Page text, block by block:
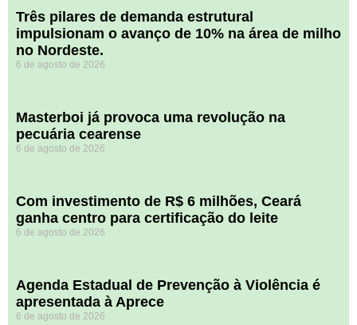
​Três pilares de demanda estrutural
impulsionam o avanço de 10% na área de milho
no Nordeste.
6 de agosto de 2026
Masterboi já provoca uma revolução na
pecuária cearense
6 de agosto de 2026
Com investimento de R$ 6 milhões, Ceará
ganha centro para certificação do leite
6 de agosto de 2026
Agenda Estadual de Prevenção à Violência é
apresentada à Aprece
6 de agosto de 2026